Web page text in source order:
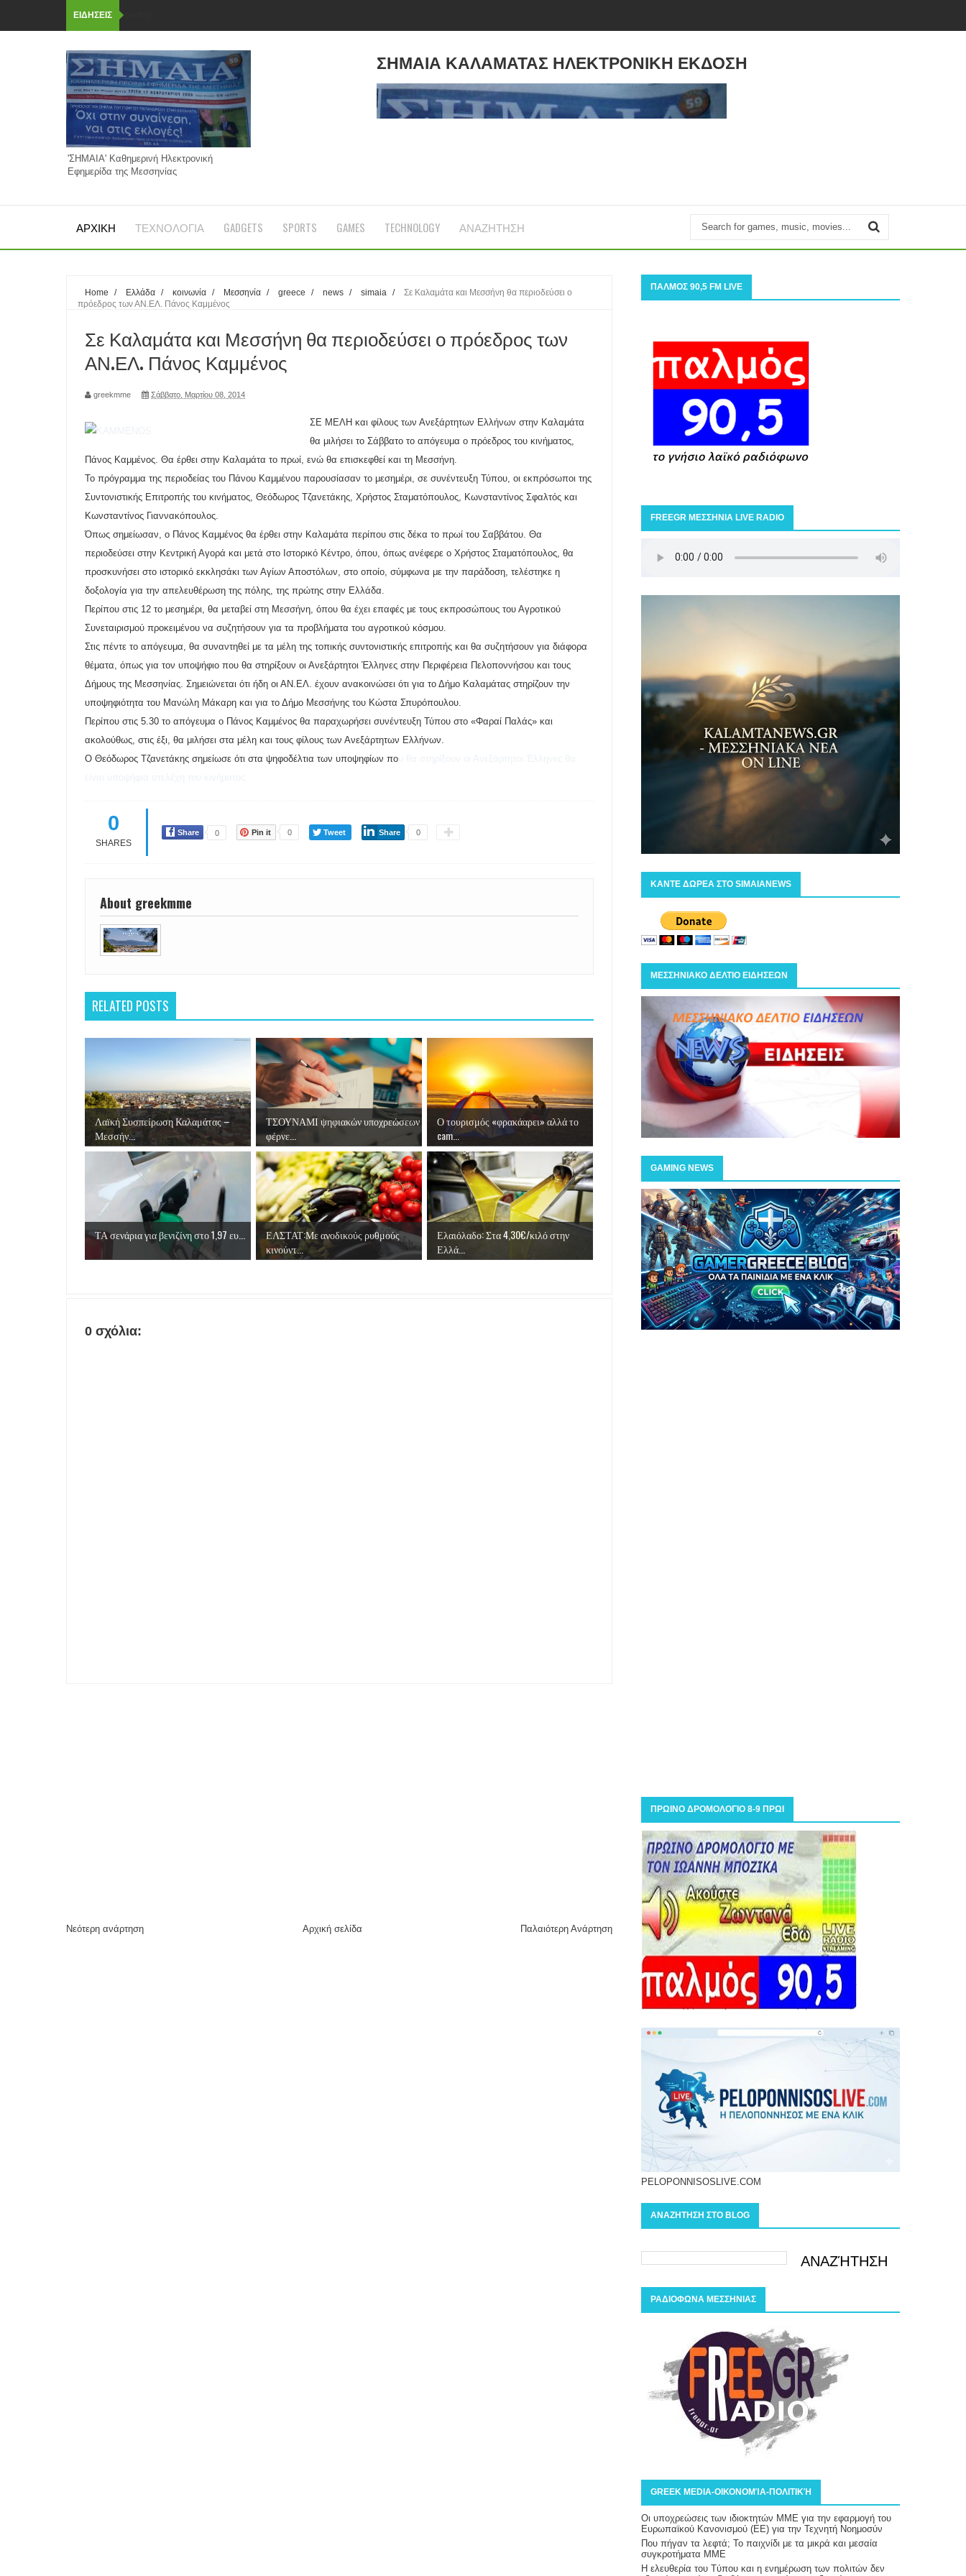
ΕΙΔΗΣΕΙΣ Loading...
'ΣΗΜΑΙΑ' Καθημερινή Ηλεκτρονική
Εφημερίδα της Μεσσηνίας
ΣΗΜΑΙΑ ΚΑΛΑΜΑΤΑΣ ΗΛΕΚΤΡΟΝΙΚΗ ΕΚΔΟΣΗ
ΑΡΧΙΚΗ ΤΕΧΝΟΛΟΓΙΑ GADGETS SPORTS GAMES TECHNOLOGY ΑΝΑΖΗΤΗΣΗ
Home / Ελλάδα / κοινωνία / Μεσσηνία / greece / news / simaia /
Σε Καλαμάτα και Μεσσήνη θα περιοδεύσει ο
πρόεδρος των ΑΝ.ΕΛ. Πάνος Καμμένος
Σε Καλαμάτα και Μεσσήνη θα περιοδεύσει ο πρόεδρος των
ΑΝ.ΕΛ. Πάνος Καμμένος
greekmme Σάββατο, Μαρτίου 08, 2014
ΣΕ ΜΕΛΗ και φίλους των Ανεξάρτητων Ελλήνων στην Καλαμάτα
θα μιλήσει το Σάββατο το απόγευμα ο πρόεδρος του κινήματος,
Πάνος Καμμένος. Θα έρθει στην Καλαμάτα το πρωί, ενώ θα επισκεφθεί και τη Μεσσήνη.
Το πρόγραμμα της περιοδείας του Πάνου Καμμένου παρουσίασαν το μεσημέρι, σε συνέντευξη Τύπου, οι εκπρόσωποι της
Συντονιστικής Επιτροπής του κινήματος, Θεόδωρος Τζανετάκης, Χρήστος Σταματόπουλος, Κωνσταντίνος Σφαλτός και
Κωνσταντίνος Γιαννακόπουλος.
Όπως σημείωσαν, ο Πάνος Καμμένος θα έρθει στην Καλαμάτα περίπου στις δέκα το πρωί του Σαββάτου. Θα
περιοδεύσει στην Κεντρική Αγορά και μετά στο Ιστορικό Κέντρο, όπου, όπως ανέφερε ο Χρήστος Σταματόπουλος, θα
προσκυνήσει στο ιστορικό εκκλησάκι των Αγίων Αποστόλων, στο οποίο, σύμφωνα με την παράδοση, τελέστηκε η
δοξολογία για την απελευθέρωση της πόλης, της πρώτης στην Ελλάδα.
Περίπου στις 12 το μεσημέρι, θα μεταβεί στη Μεσσήνη, όπου θα έχει επαφές με τους εκπροσώπους του Αγροτικού
Συνεταιρισμού προκειμένου να συζητήσουν για τα προβλήματα του αγροτικού κόσμου.
Στις πέντε το απόγευμα, θα συναντηθεί με τα μέλη της τοπικής συντονιστικής επιτροπής και θα συζητήσουν για διάφορα
θέματα, όπως για τον υποψήφιο που θα στηρίξουν οι Ανεξάρτητοι Έλληνες στην Περιφέρεια Πελοποννήσου και τους
Δήμους της Μεσσηνίας. Σημειώνεται ότι ήδη οι ΑΝ.ΕΛ. έχουν ανακοινώσει ότι για το Δήμο Καλαμάτας στηρίζουν την
υποψηφιότητα του Μανώλη Μάκαρη και για το Δήμο Μεσσήνης του Κώστα Σπυρόπουλου.
Περίπου στις 5.30 το απόγευμα ο Πάνος Καμμένος θα παραχωρήσει συνέντευξη Τύπου στο «Φαραί Παλάς» και
ακολούθως, στις έξι, θα μιλήσει στα μέλη και τους φίλους των Ανεξάρτητων Ελλήνων.
Ο Θεόδωρος Τζανετάκης σημείωσε ότι στα ψηφοδέλτια των υποψηφίων πο
0
SHARES
Share 0 Pin it 0 Tweet Share 0
About greekmme
RELATED POSTS
Λαϊκή Συσπείρωση Καλαμάτας –
Μεσσήν...
ΤΣΟΥΝΑΜΙ ψηφιακών υποχρεώσεων
φέρνε...
Ο τουρισμός «φρακάαρει» αλλά το
cam...
ΤΑ σενάρια για βενιζίνη στο 1,97 ευ...
ΕΛΣΤΑΤ:Με ανοδικούς ρυθμούς
κινούντ...
Ελαιόλαδο: Στα 4,30€/κιλό στην
Ελλά...
0 σχόλια:
Νεότερη ανάρτηση Παλαιότερη Ανάρτηση
Αρχική σελίδα
ΠΑΛΜΟΣ 90,5 FM LIVE
FREEGR ΜΕΣΣΗΝΙΑ LIVE RADIO
ΚΑΝΤΕ ΔΩΡΕΑ ΣΤΟ SIMAIANEWS
ΜΕΣΣΗΝΙΑΚΟ ΔΕΛΤΙΟ ΕΙΔΗΣΕΩΝ
GAMING NEWS
ΠΡΩΙΝΟ ΔΡΟΜΟΛΟΓΙΟ 8-9 ΠΡΩΙ
PELOPONNISOSLIVE.COM
ΑΝΑΖΗΤΗΣΗ ΣΤΟ BLOG
ΡΑΔΙΟΦΩΝΑ ΜΕΣΣΗΝΙΑΣ
GREEK MEDIA-ΟΙΚΟΝΟΜΊΑ-ΠΟΛΙΤΙΚΉ
Οι υποχρεώσεις των ιδιοκτητών ΜΜΕ για την εφαρμογή του
Ευρωπαϊκού Κανονισμού (ΕΕ) για την Τεχνητή Νοημοσύν
Που πήγαν τα λεφτά; Το παιχνίδι με τα μικρά και μεσαία
συγκροτήματα ΜΜΕ
Η ελευθερία του Tύπου και η ενημέρωση των πολιτών δεν